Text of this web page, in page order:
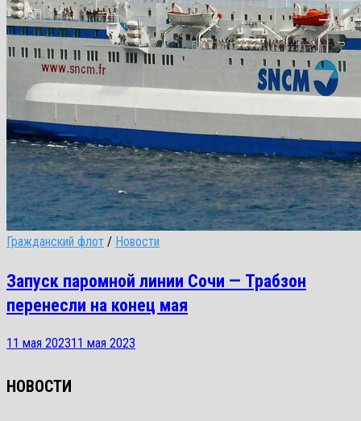
Гражданский флот / Новости
Запуск паромной линии Сочи — Трабзон
перенесли на конец мая
11 мая 202311 мая 2023
НОВОСТИ